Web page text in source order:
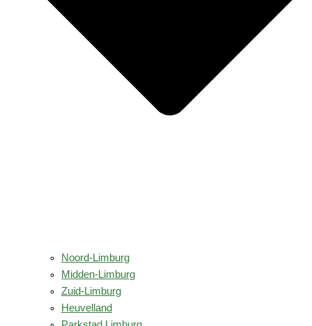
Noord-Limburg
Midden-Limburg
Zuid-Limburg
Heuvelland